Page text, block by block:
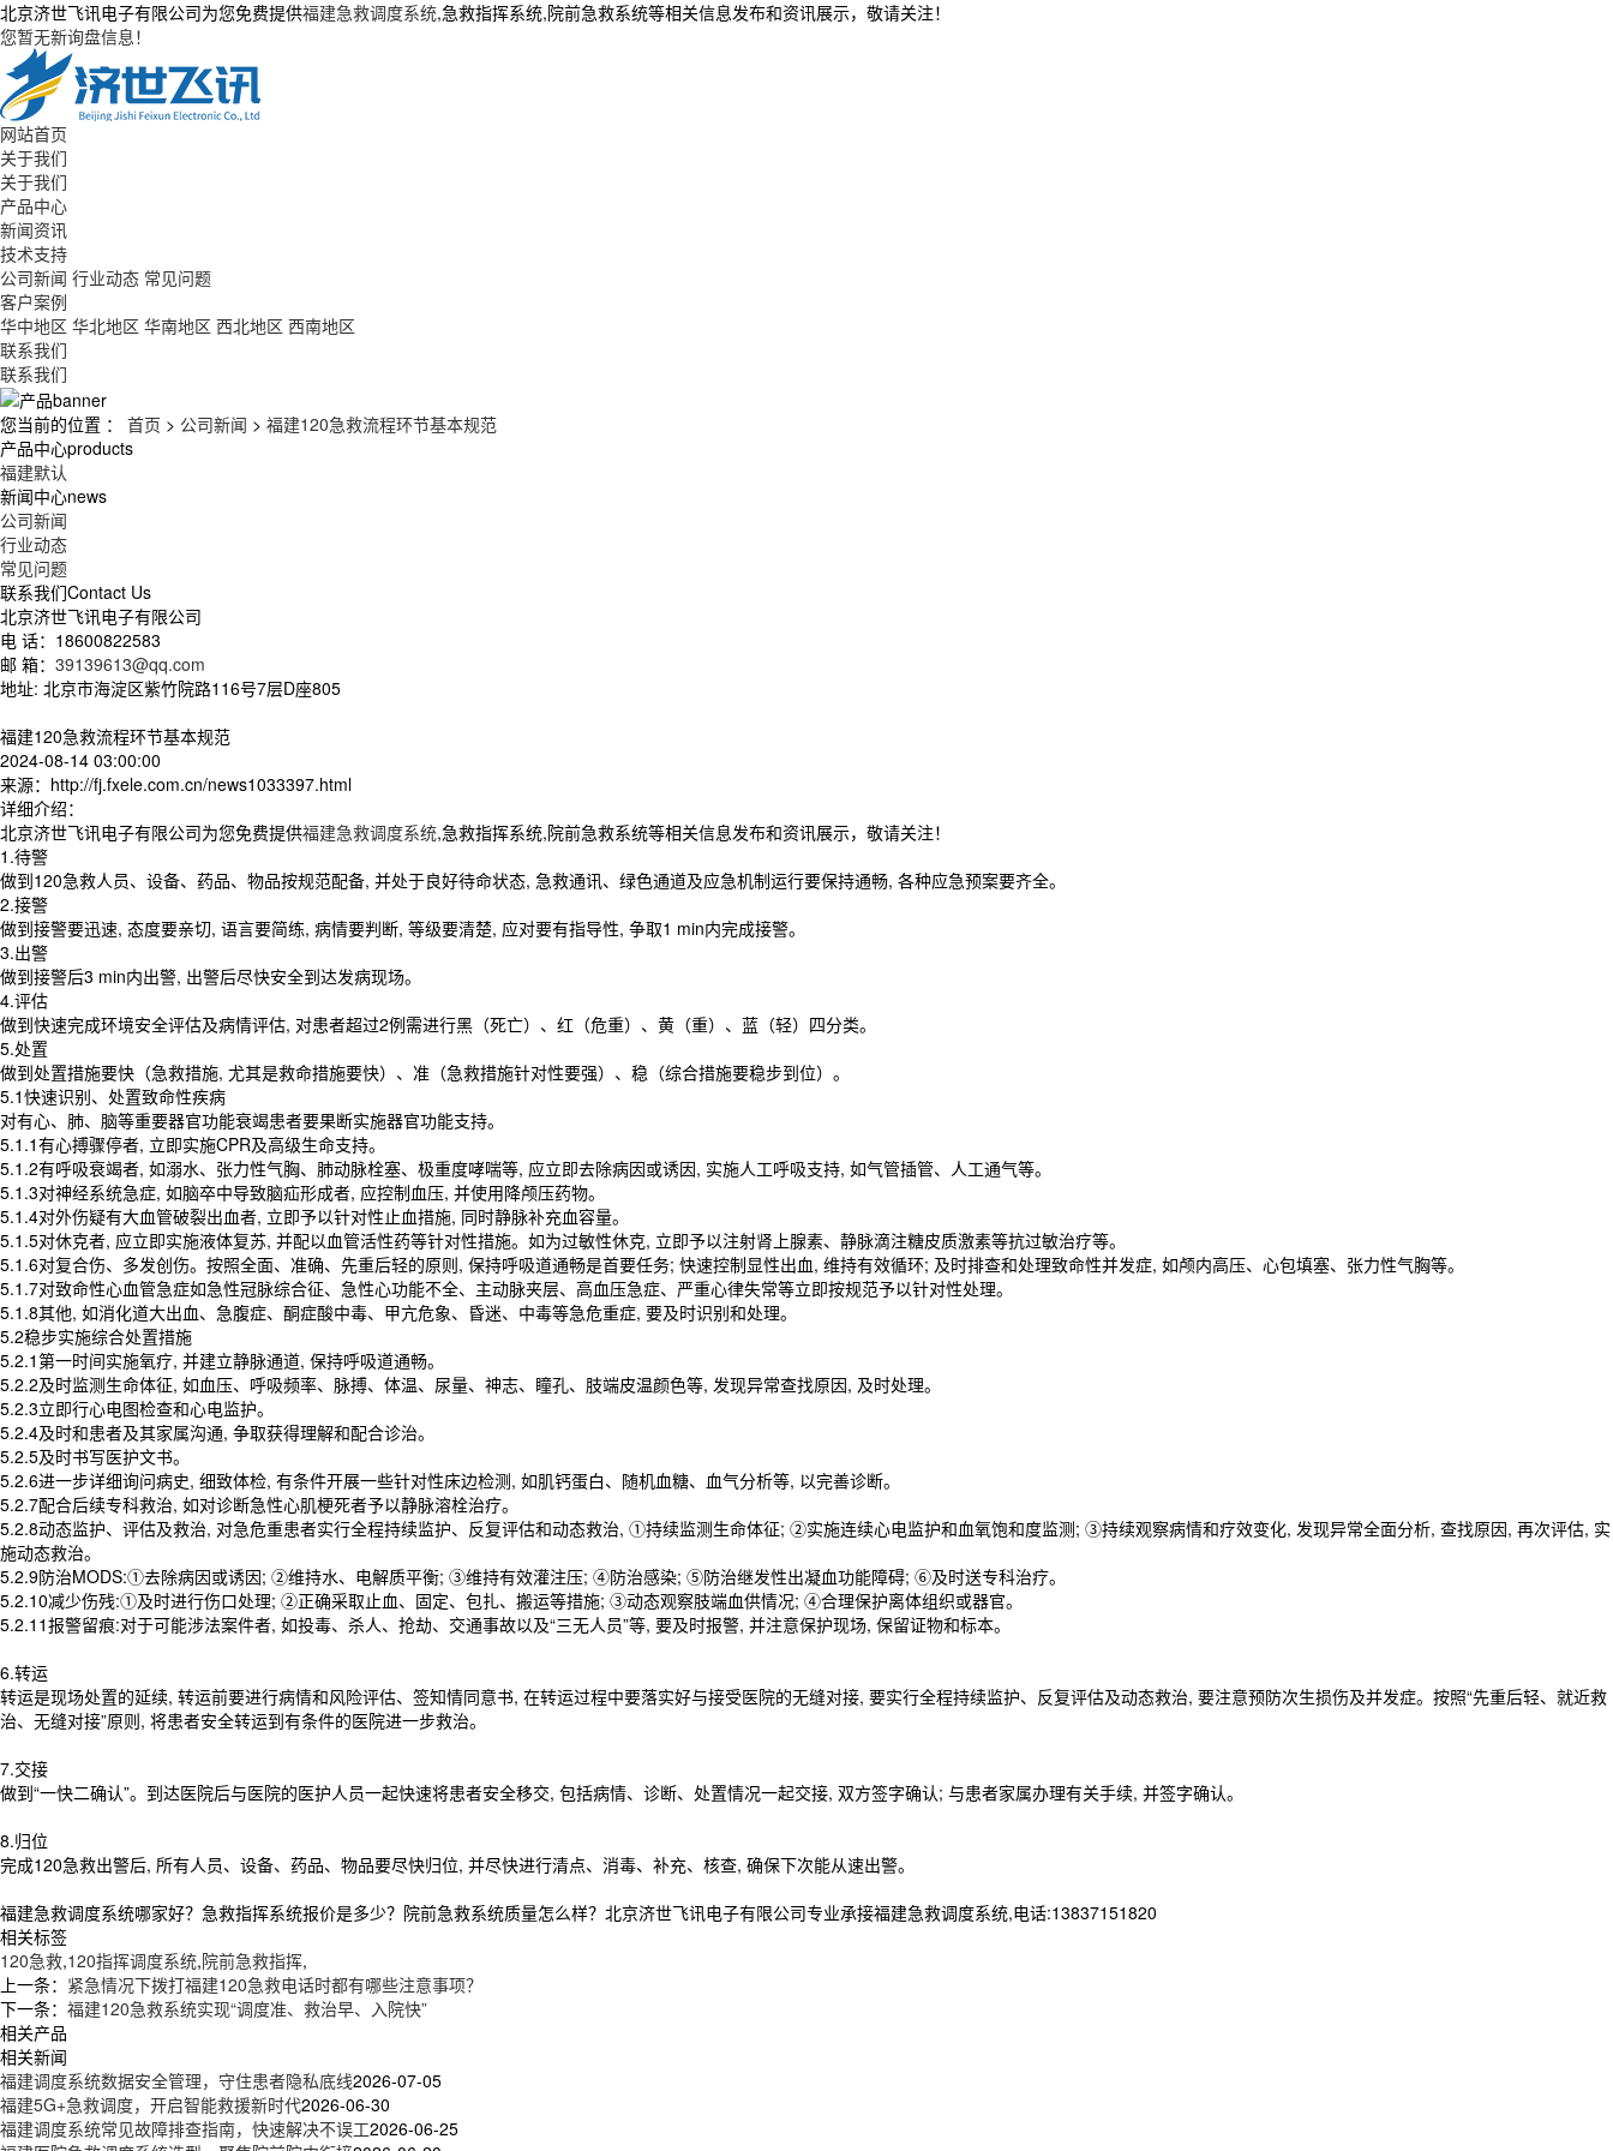
北京济世飞讯电子有限公司为您免费提供福建急救调度系统,急救指挥系统,院前急救系统等相关信息发布和资讯展示，敬请关注！
您暂无新询盘信息！
网站首页
关于我们
关于我们
产品中心
新闻资讯
技术支持
公司新闻 行业动态 常见问题
客户案例
华中地区 华北地区 华南地区 西北地区 西南地区
联系我们
联系我们
您当前的位置 ： 首页 > 公司新闻 > 福建120急救流程环节基本规范
产品中心products
福建默认
新闻中心news
公司新闻
行业动态
常见问题
联系我们Contact Us
北京济世飞讯电子有限公司
电 话：18600822583
邮 箱： 39139613@qq.com
地址: 北京市海淀区紫竹院路116号7层D座805
福建120急救流程环节基本规范
2024-08-14 03:00:00
来源：http://fj.fxele.com.cn/news1033397.html
详细介绍：
北京济世飞讯电子有限公司为您免费提供福建急救调度系统,急救指挥系统,院前急救系统等相关信息发布和资讯展示，敬请关注！
1.待警
做到120急救人员、设备、药品、物品按规范配备, 并处于良好待命状态, 急救通讯、绿色通道及应急机制运行要保持通畅, 各种应急预案要齐全。
2.接警
做到接警要迅速, 态度要亲切, 语言要简练, 病情要判断, 等级要清楚, 应对要有指导性, 争取1 min内完成接警。
3.出警
做到接警后3 min内出警, 出警后尽快安全到达发病现场。
4.评估
做到快速完成环境安全评估及病情评估, 对患者超过2例需进行黑（死亡）、红（危重）、黄（重）、蓝（轻）四分类。
5.处置
做到处置措施要快（急救措施, 尤其是救命措施要快）、准（急救措施针对性要强）、稳（综合措施要稳步到位）。
5.1快速识别、处置致命性疾病
对有心、肺、脑等重要器官功能衰竭患者要果断实施器官功能支持。
5.1.1有心搏骤停者, 立即实施CPR及高级生命支持。
5.1.2有呼吸衰竭者, 如溺水、张力性气胸、肺动脉栓塞、极重度哮喘等, 应立即去除病因或诱因, 实施人工呼吸支持, 如气管插管、人工通气等。
5.1.3对神经系统急症, 如脑卒中导致脑疝形成者, 应控制血压, 并使用降颅压药物。
5.1.4对外伤疑有大血管破裂出血者, 立即予以针对性止血措施, 同时静脉补充血容量。
5.1.5对休克者, 应立即实施液体复苏, 并配以血管活性药等针对性措施。如为过敏性休克, 立即予以注射肾上腺素、静脉滴注糖皮质激素等抗过敏治疗等。
5.1.6对复合伤、多发创伤。按照全面、准确、先重后轻的原则, 保持呼吸道通畅是首要任务; 快速控制显性出血, 维持有效循环; 及时排查和处理致命性并发症, 如颅内高压、心包填塞、张力性气胸等。
5.1.7对致命性心血管急症如急性冠脉综合征、急性心功能不全、主动脉夹层、高血压急症、严重心律失常等立即按规范予以针对性处理。
5.1.8其他, 如消化道大出血、急腹症、酮症酸中毒、甲亢危象、昏迷、中毒等急危重症, 要及时识别和处理。
5.2稳步实施综合处置措施
5.2.1第一时间实施氧疗, 并建立静脉通道, 保持呼吸道通畅。
5.2.2及时监测生命体征, 如血压、呼吸频率、脉搏、体温、尿量、神志、瞳孔、肢端皮温颜色等, 发现异常查找原因, 及时处理。
5.2.3立即行心电图检查和心电监护。
5.2.4及时和患者及其家属沟通, 争取获得理解和配合诊治。
5.2.5及时书写医护文书。
5.2.6进一步详细询问病史, 细致体检, 有条件开展一些针对性床边检测, 如肌钙蛋白、随机血糖、血气分析等, 以完善诊断。
5.2.7配合后续专科救治, 如对诊断急性心肌梗死者予以静脉溶栓治疗。
5.2.8动态监护、评估及救治, 对急危重患者实行全程持续监护、反复评估和动态救治, ①持续监测生命体征; ②实施连续心电监护和血氧饱和度监测; ③持续观察病情和疗效变化, 发现异常全面分析, 查找原因, 再次评估, 实
施动态救治。
5.2.9防治MODS:①去除病因或诱因; ②维持水、电解质平衡; ③维持有效灌注压; ④防治感染; ⑤防治继发性出凝血功能障碍; ⑥及时送专科治疗。
5.2.10减少伤残:①及时进行伤口处理; ②正确采取止血、固定、包扎、搬运等措施; ③动态观察肢端血供情况; ④合理保护离体组织或器官。
5.2.11报警留痕:对于可能涉法案件者, 如投毒、杀人、抢劫、交通事故以及“三无人员”等, 要及时报警, 并注意保护现场, 保留证物和标本。
6.转运
转运是现场处置的延续, 转运前要进行病情和风险评估、签知情同意书, 在转运过程中要落实好与接受医院的无缝对接, 要实行全程持续监护、反复评估及动态救治, 要注意预防次生损伤及并发症。按照“先重后轻、就近救
治、无缝对接”原则, 将患者安全转运到有条件的医院进一步救治。
7.交接
做到“一快二确认”。到达医院后与医院的医护人员一起快速将患者安全移交, 包括病情、诊断、处置情况一起交接, 双方签字确认; 与患者家属办理有关手续, 并签字确认。
8.归位
完成120急救出警后, 所有人员、设备、药品、物品要尽快归位, 并尽快进行清点、消毒、补充、核查, 确保下次能从速出警。
福建急救调度系统哪家好？急救指挥系统报价是多少？院前急救系统质量怎么样？北京济世飞讯电子有限公司专业承接福建急救调度系统,电话:13837151820
相关标签
120急救,120指挥调度系统,院前急救指挥,
上一条： 紧急情况下拨打福建120急救电话时都有哪些注意事项？
下一条： 福建120急救系统实现“调度准、救治早、入院快”
相关产品
相关新闻
福建调度系统数据安全管理，守住患者隐私底线2026-07-05
福建5G+急救调度，开启智能救援新时代2026-06-30
福建调度系统常见故障排查指南，快速解决不误工2026-06-25